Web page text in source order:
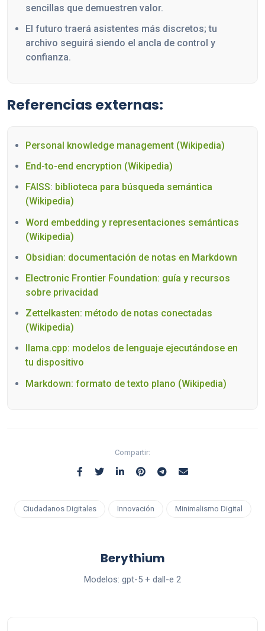
sencillas que demuestren valor.
El futuro traerá asistentes más discretos; tu
archivo seguirá siendo el ancla de control y
confianza.
Referencias externas:
Personal knowledge management (Wikipedia)
End-to-end encryption (Wikipedia)
FAISS: biblioteca para búsqueda semántica
(Wikipedia)
Word embedding y representaciones semánticas
(Wikipedia)
Obsidian: documentación de notas en Markdown
Electronic Frontier Foundation: guía y recursos
sobre privacidad
Zettelkasten: método de notas conectadas
(Wikipedia)
llama.cpp: modelos de lenguaje ejecutándose en
tu dispositivo
Markdown: formato de texto plano (Wikipedia)
Compartir:
Ciudadanos Digitales Innovación Minimalismo Digital
Berythium
Modelos: gpt-5 + dall-e 2